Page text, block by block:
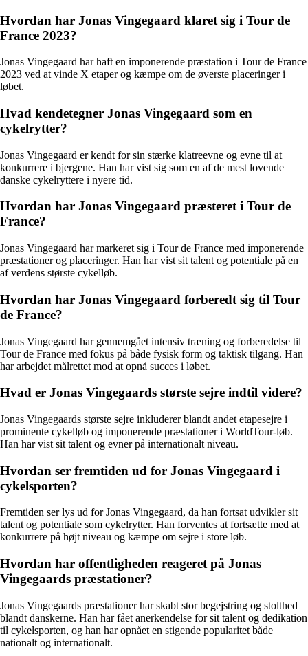
Hvordan har Jonas Vingegaard klaret sig i Tour de
France 2023?
Jonas Vingegaard har haft en imponerende præstation i Tour de France
2023 ved at vinde X etaper og kæmpe om de øverste placeringer i
løbet.
Hvad kendetegner Jonas Vingegaard som en
cykelrytter?
Jonas Vingegaard er kendt for sin stærke klatreevne og evne til at
konkurrere i bjergene. Han har vist sig som en af de mest lovende
danske cykelryttere i nyere tid.
Hvordan har Jonas Vingegaard præsteret i Tour de
France?
Jonas Vingegaard har markeret sig i Tour de France med imponerende
præstationer og placeringer. Han har vist sit talent og potentiale på en
af verdens største cykelløb.
Hvordan har Jonas Vingegaard forberedt sig til Tour
de France?
Jonas Vingegaard har gennemgået intensiv træning og forberedelse til
Tour de France med fokus på både fysisk form og taktisk tilgang. Han
har arbejdet målrettet mod at opnå succes i løbet.
Hvad er Jonas Vingegaards største sejre indtil videre?
Jonas Vingegaards største sejre inkluderer blandt andet etapesejre i
prominente cykelløb og imponerende præstationer i WorldTour-løb.
Han har vist sit talent og evner på internationalt niveau.
Hvordan ser fremtiden ud for Jonas Vingegaard i
cykelsporten?
Fremtiden ser lys ud for Jonas Vingegaard, da han fortsat udvikler sit
talent og potentiale som cykelrytter. Han forventes at fortsætte med at
konkurrere på højt niveau og kæmpe om sejre i store løb.
Hvordan har offentligheden reageret på Jonas
Vingegaards præstationer?
Jonas Vingegaards præstationer har skabt stor begejstring og stolthed
blandt danskerne. Han har fået anerkendelse for sit talent og dedikation
til cykelsporten, og han har opnået en stigende popularitet både
nationalt og internationalt.